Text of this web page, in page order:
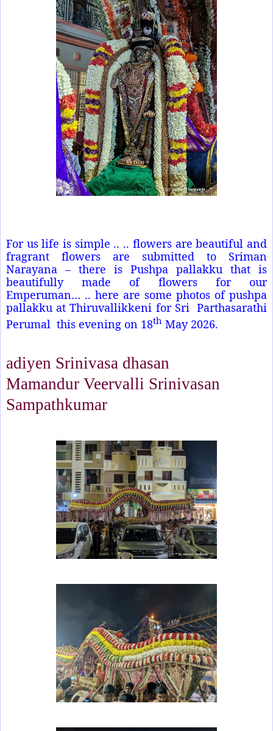
For us life is simple .. .. flowers are beautiful and
fragrant flowers are submitted to Sriman
Narayana – there is Pushpa pallakku that is
beautifully made of flowers for our
Emperuman… .. here are some photos of pushpa
pallakku at Thiruvallikkeni for Sri Parthasarathi
Perumal this evening on 18th May 2026.
adiyen Srinivasa dhasan
Mamandur Veervalli Srinivasan
Sampathkumar